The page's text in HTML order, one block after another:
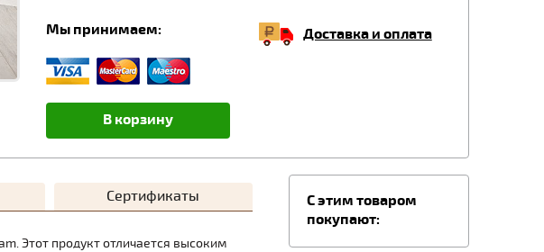
Мы принимаем: Доставка и оплата
В корзину
Сертификаты
Этот продукт отличается высоким
C этим товаром
покупают: